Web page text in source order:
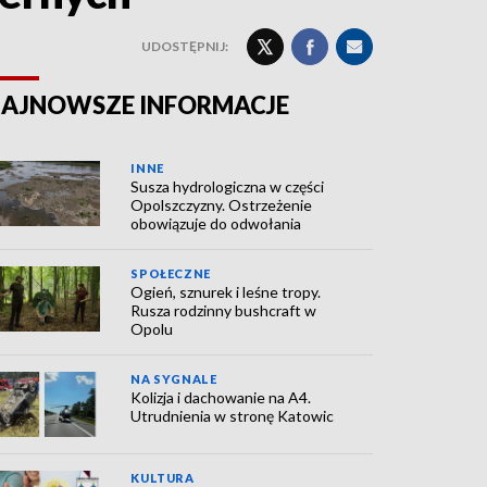
UDOSTĘPNIJ:
INFORMACJE
INNE
Susza hydrologiczna w części
Opolszczyzny. Ostrzeżenie
obowiązuje do odwołania
SPOŁECZNE
Ogień, sznurek i leśne tropy.
Rusza rodzinny bushcraft w
Opolu
NA SYGNALE
Kolizja i dachowanie na A4.
Utrudnienia w stronę Katowic
KULTURA